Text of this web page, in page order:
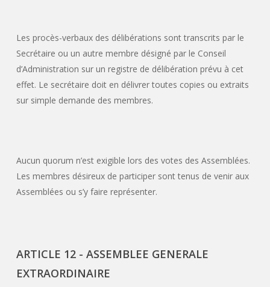
Les procès-verbaux des délibérations sont transcrits par le
Secrétaire ou un autre membre désigné par le Conseil
d’Administration sur un registre de délibération prévu à cet
effet. Le secrétaire doit en délivrer toutes copies ou extraits
sur simple demande des membres.
Aucun quorum n’est exigible lors des votes des Assemblées.
Les membres désireux de participer sont tenus de venir aux
Assemblées ou s’y faire représenter.
ARTICLE 12 - ASSEMBLEE GENERALE
EXTRAORDINAIRE